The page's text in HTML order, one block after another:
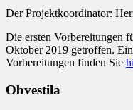
Der Projektkoordinator:
Die ersten Vorbereitungen
Oktober 2019 getroffen.
Vorbereitungen finden Sie
Obvestila